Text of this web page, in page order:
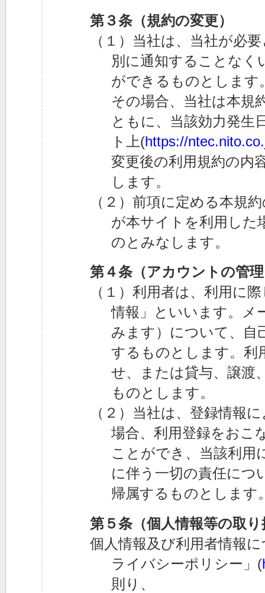
第３条（規約の変更）
（１）当社は、当社が必
別に通知することなく
ができるものとします
その場合、当社は本規
ともに、当該効力発生
ト上(https://
変更後の利用規約の内
します。
（２）前項に定める本規
が本サイトを利用した
のとみなします。
第４条（アカウントの管
（１）利用者は、利用に
情報」といいます。メ
みます）について、自
するものとします。利
せ、または貸与、譲渡
ものとします。
（２）当社は、登録情報
場合、利用登録をおこ
ことができ、当該利用
に伴う一切の責任につ
帰属するものとします
第５条（個人情報等の取
個人情報及び利用者情報
ライバシーポリシー」(
則り、